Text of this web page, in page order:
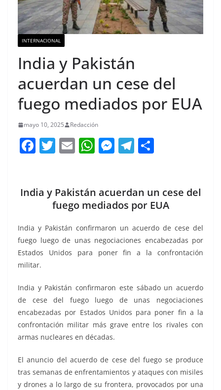
INTERNACIONAL
India y Pakistán
acuerdan un cese del
fuego mediados por EUA
mayo 10, 2025 Redacción
F
e
o
o
k
T
er
E
l
W
s
A
p
p
M
e
n
g
er
T
gr
a
m
p
ar
tir
India y Pakistán acuerdan un cese del
fuego mediados por EUA
India y Pakistán confirmaron un acuerdo de cese del
fuego luego de unas negociaciones encabezadas por
Estados Unidos para poner fin a la confrontación
militar.
India y Pakistán confirmaron este sábado un acuerdo
de cese del fuego luego de unas negociaciones
encabezadas por Estados Unidos para poner fin a la
confrontación militar más grave entre los rivales con
armas nucleares en décadas.
El anuncio del acuerdo de cese del fuego se produce
tras semanas de enfrentamientos y ataques con misiles
y drones a lo largo de su frontera, provocados por una